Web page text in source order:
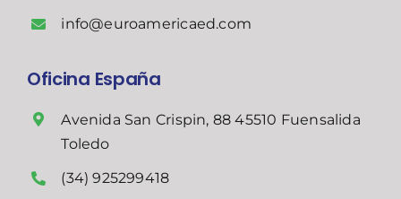
info@euroamericaed.com
Oficina España
Avenida San Crispin, 88 45510 Fuensalida
Toledo
(34) 925299418